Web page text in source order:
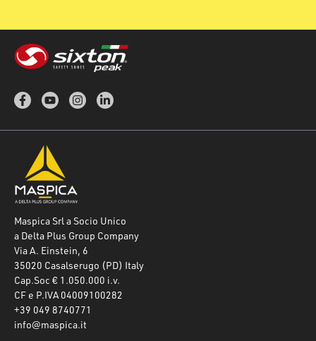
Maspica Srl a Socio Unico
a Delta Plus Group Company
Via A. Einstein, 6
35020 Casalserugo (PD) Italy
Cap.Soc € 1.050.000 i.v.
CF e P.IVA 04009100282
+39 049 8740771
info@maspica.it